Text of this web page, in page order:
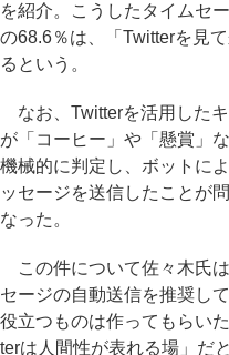
を紹介。こうしたタイムセ
の68.6％は、「Twitterを見
るという。
なお、Twitterを活用した
が「コーヒー」や「懸賞」
機械的に判定し、ボットに
ッセージを送信したことが
なった。
この件について佐々木氏
セージの自動送信を推奨し
役立つものは作ってもらい
terは人間性が表れる場」だ